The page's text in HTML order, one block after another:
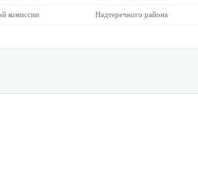
комиссии Надтеречного района